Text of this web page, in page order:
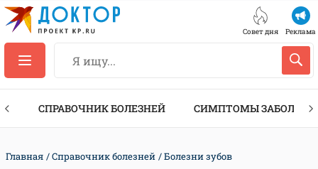
Совет дня Реклама
СПРАВОЧНИК БОЛЕЗНЕЙ СИМПТОМЫ
Главная Справочник болезней Болезни зубов